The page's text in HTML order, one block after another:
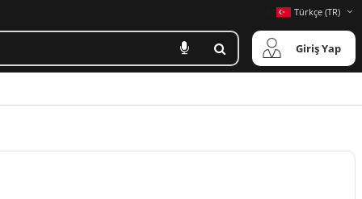
Türkçe (TR)
Giriş Yap